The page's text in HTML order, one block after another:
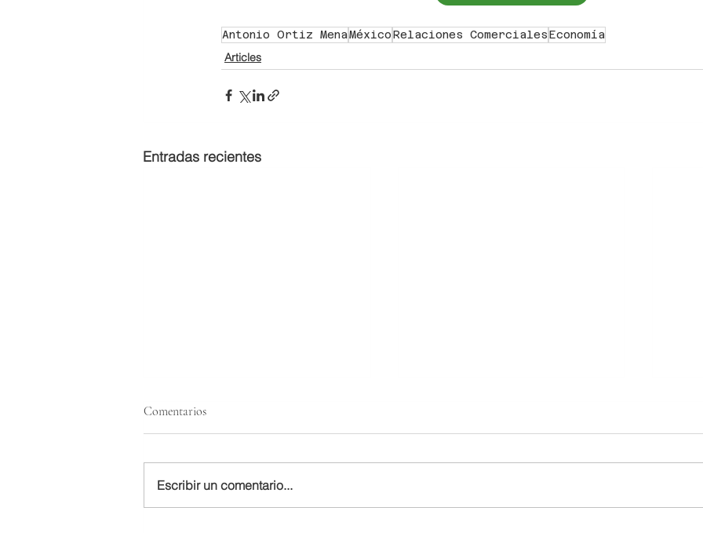
Antonio Ortiz MenaMéxicoRelaciones ComercialesEconomía
Articles
Entradas recientes
Comentarios
Escribir un comentario...